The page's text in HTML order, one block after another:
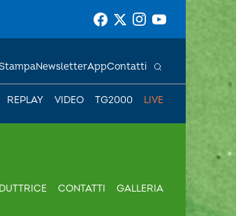
REPLAY VIDEO TG2000 LIVE
NewsletterAppContatti
CONTATTI GALLERIA